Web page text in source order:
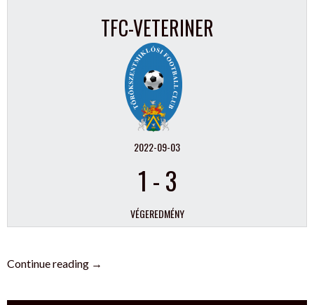
TFC-VETERINER
2022-09-03
1 -3
VÉGEREDMÉNY
Continue reading
„U15
→